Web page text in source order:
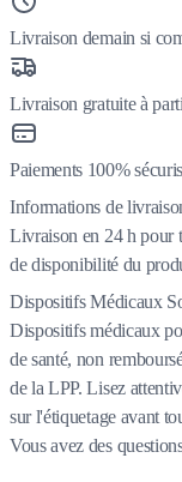
Livraison demain si
Livraison gratuite à
Paiements 100%
Informations de
Livraison en 24 h pour
de disponibilité du
Dispositifs Médicaux
Dispositifs médicaux
de santé, non
de la LPP. Lisez
sur l'étiquetage avant
Vous avez des